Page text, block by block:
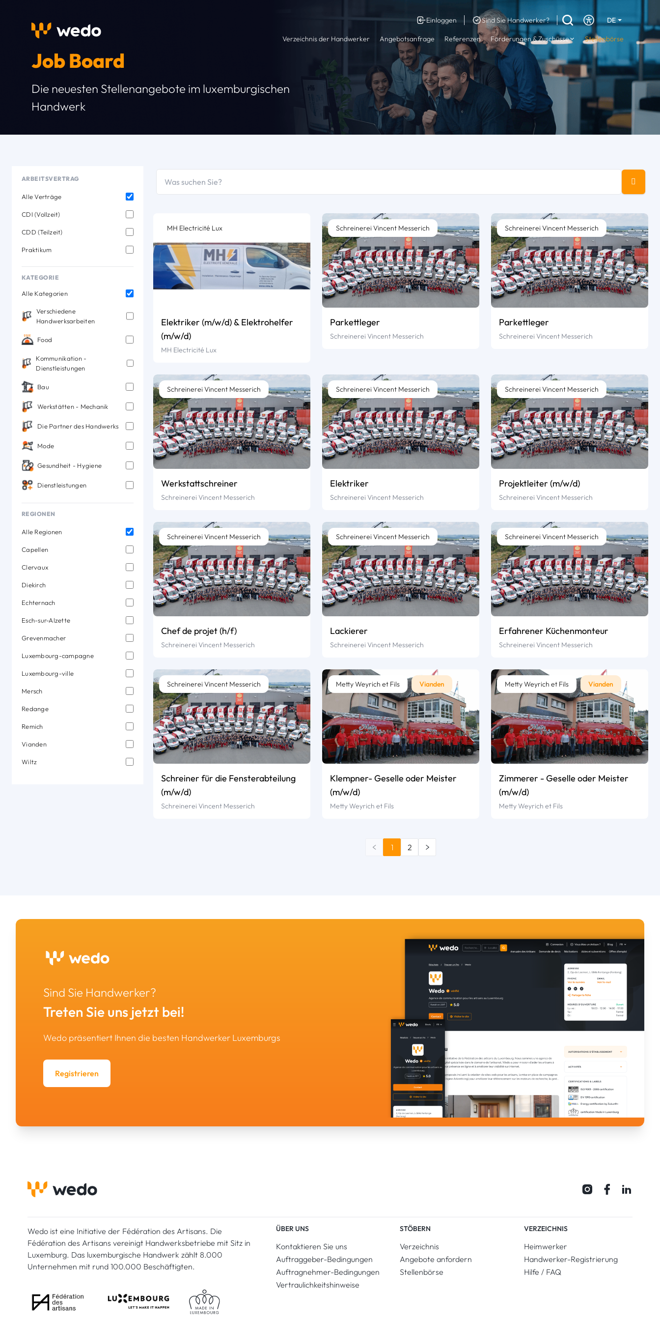
Einloggen Sind Sie Handwerker?
DE
EN
Verzeichnis der Handwerker Angebotsanfrage Referenzen Förderungen & Zuschüsse Stellenbörse
Job Board
Die neuesten Stellenangebote im luxemburgischen
Handwerk
ARBEITSVERTRAG
Alle Verträge
CDI (Vollzeit)
CDD (Teilzeit)
Praktikum
KATEGORIE
Alle Kategorien
Verschiedene
Handwerksarbeiten
Food
Kommunikation -
Dienstleistungen
Bau
Werkstätten - Mechanik
Die Partner des Handwerks
Mode
Gesundheit - Hygiene
Dienstleistungen
REGIONEN
Alle Regionen
Capellen
Clervaux
Diekirch
Echternach
Esch-sur-Alzette
Grevenmacher
Luxembourg-campagne
Luxembourg-ville
Mersch
Redange
Remich
Vianden
Wiltz
MH Electricité Lux
Elektriker (m/w/d) & Elektrohelfer
(m/w/d)
MH Electricité Lux
Schreinerei Vincent Messerich
Parkettleger
Schreinerei Vincent Messerich
Schreinerei Vincent Messerich
Parkettleger
Schreinerei Vincent Messerich
Schreinerei Vincent Messerich
Werkstattschreiner
Schreinerei Vincent Messerich
Schreinerei Vincent Messerich
Elektriker
Schreinerei Vincent Messerich
Schreinerei Vincent Messerich
Projektleiter (m/w/d)
Schreinerei Vincent Messerich
Schreinerei Vincent Messerich
Chef de projet (h/f)
Schreinerei Vincent Messerich
Schreinerei Vincent Messerich
Lackierer
Schreinerei Vincent Messerich
Schreinerei Vincent Messerich
Erfahrener Küchenmonteur
Schreinerei Vincent Messerich
Schreinerei Vincent Messerich
Schreiner für die Fensterabteilung
(m/w/d)
Schreinerei Vincent Messerich
Metty Weyrich et Fils Vianden
Klempner- Geselle oder Meister
(m/w/d)
Metty Weyrich et Fils
Metty Weyrich et Fils Vianden
Zimmerer - Geselle oder Meister
(m/w/d)
Metty Weyrich et Fils
1 2
Sind Sie Handwerker?
Treten Sie uns jetzt bei!
Wedo präsentiert Ihnen die besten Handwerker Luxemburgs
Registrieren
Wedo ist eine Initiative der Fédération des Artisans. Die
Fédération des Artisans vereinigt Handwerksbetriebe mit Sitz in
Luxemburg. Das luxemburgische Handwerk zählt 8.000
Unternehmen mit rund 100.000 Beschäftigten.
ÜBER UNS
Kontaktieren Sie uns
Auftraggeber-Bedingungen
Auftragnehmer-Bedingungen
Vertraulichkeitshinweise
STÖBERN
Verzeichnis
Angebote anfordern
Stellenbörse
VERZEICHNIS
Heimwerker
Handwerker-Registrierung
Hilfe / FAQ